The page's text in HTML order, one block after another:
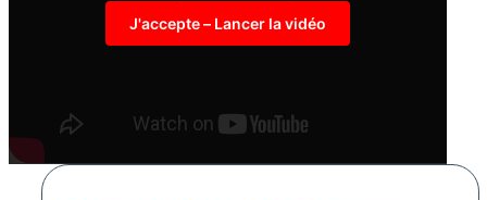
J'accepte – Lancer la vidéo